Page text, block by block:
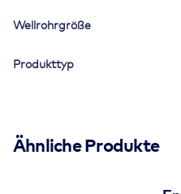
Wellrohrgröße
Produkttyp
Ähnliche Produkte